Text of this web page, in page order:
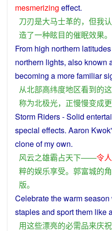
mesmerizing effect.
刀刃是大马士革的， 但我
造了一种眩目的催眠效果。
From high northern latitudes
northern lights, also known
becoming a morefamiliar
从北部高纬度地区看到的
称为北极光， 正慢慢变成
Storm Riders -Solid
special effects. Aaron
clone ofmyown.
风云之雄霸占天下——令人
粹的娱乐享受。 郭富城的
版。
Celebratethe warm season
staplesand sport them like
用这些漂亮的必需品来庆祝